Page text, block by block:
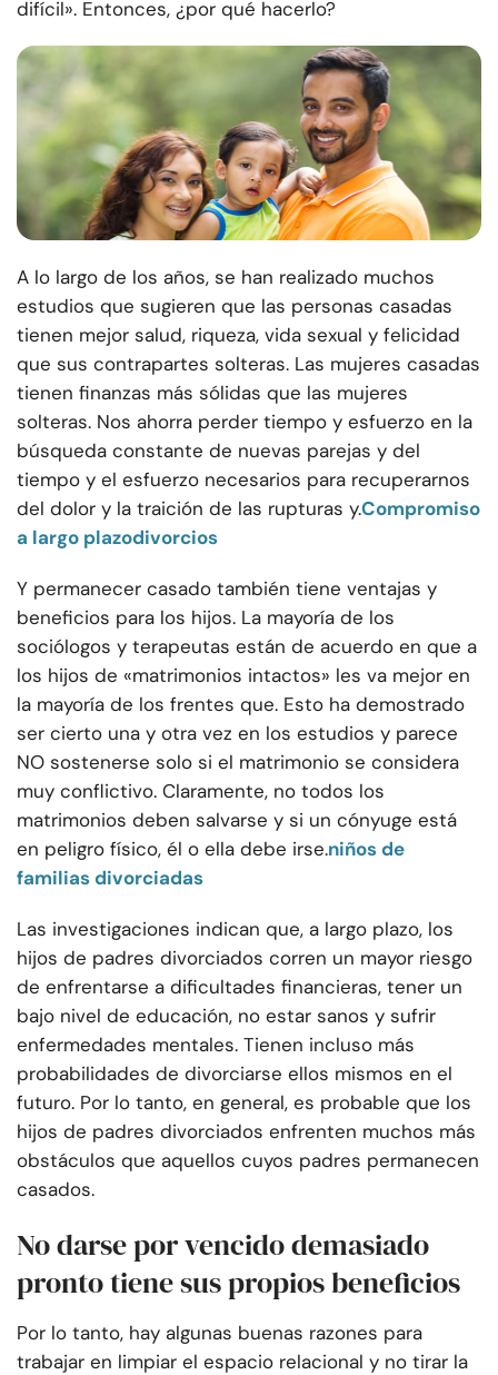
difícil». Entonces, ¿por qué hacerlo?
A lo largo de los años, se han realizado muchos
estudios que sugieren que las personas casadas
tienen mejor salud, riqueza, vida sexual y felicidad
que sus contrapartes solteras. Las mujeres casadas
tienen finanzas más sólidas que las mujeres
solteras. Nos ahorra perder tiempo y esfuerzo en la
búsqueda constante de nuevas parejas y del
tiempo y el esfuerzo necesarios para recuperarnos
del dolor y la traición de las rupturas y.Compromiso
a largo plazodivorcios
Y permanecer casado también tiene ventajas y
beneficios para los hijos. La mayoría de los
sociólogos y terapeutas están de acuerdo en que a
los hijos de «matrimonios intactos» les va mejor en
la mayoría de los frentes que. Esto ha demostrado
ser cierto una y otra vez en los estudios y parece
NO sostenerse solo si el matrimonio se considera
muy conflictivo. Claramente, no todos los
matrimonios deben salvarse y si un cónyuge está
en peligro físico, él o ella debe irse.niños de
familias divorciadas
Las investigaciones indican que, a largo plazo, los
hijos de padres divorciados corren un mayor riesgo
de enfrentarse a dificultades financieras, tener un
bajo nivel de educación, no estar sanos y sufrir
enfermedades mentales. Tienen incluso más
probabilidades de divorciarse ellos mismos en el
futuro. Por lo tanto, en general, es probable que los
hijos de padres divorciados enfrenten muchos más
obstáculos que aquellos cuyos padres permanecen
casados.
No darse por vencido demasiado
pronto tiene sus propios beneficios
Por lo tanto, hay algunas buenas razones para
trabajar en limpiar el espacio relacional y no tirar la